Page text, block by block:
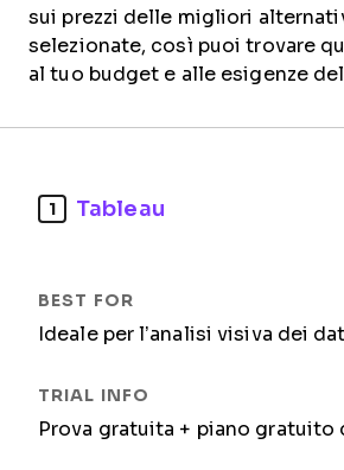
sui prezzi delle migliori
selezionate, così puoi trovare
al tuo budget e alle esigenze
1 Tableau
Ideale per l’analisi visiva dei
Prova gratuita + piano gratuito